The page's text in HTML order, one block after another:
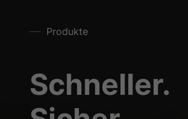
Produkte
Schneller.